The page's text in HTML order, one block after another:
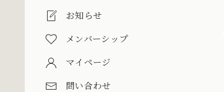
お知らせ
メンバーシップ
マイページ
問い合わせ